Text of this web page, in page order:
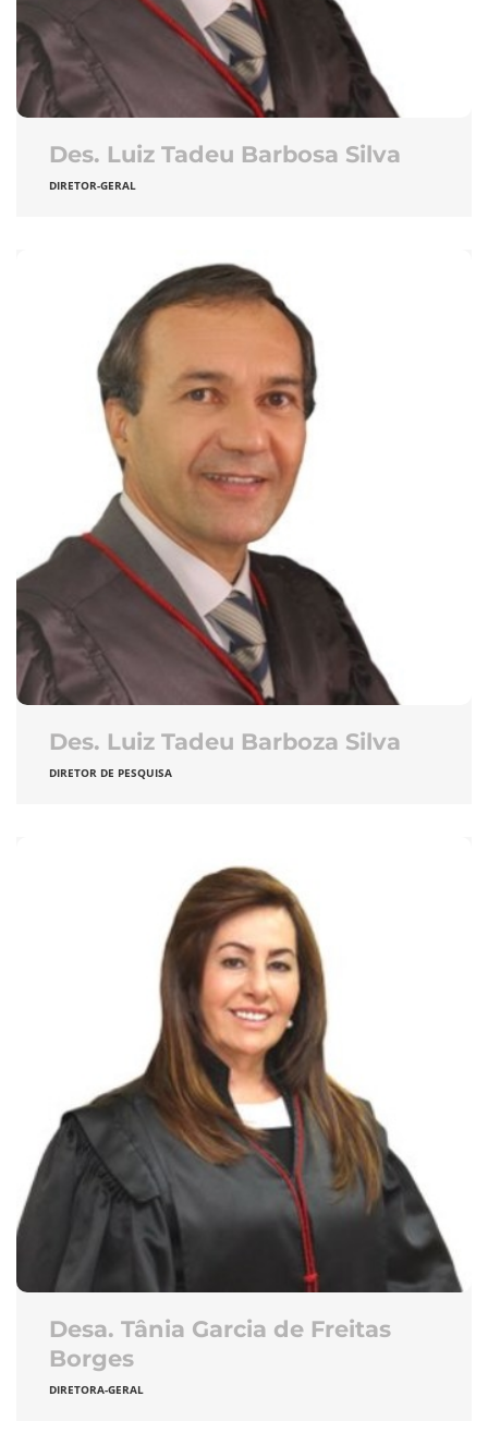
Des. Luiz Tadeu Barbosa Silva
DIRETOR-GERAL
Des. Luiz Tadeu Barboza Silva
DIRETOR DE PESQUISA
Desa. Tânia Garcia de Freitas
Borges
DIRETORA-GERAL